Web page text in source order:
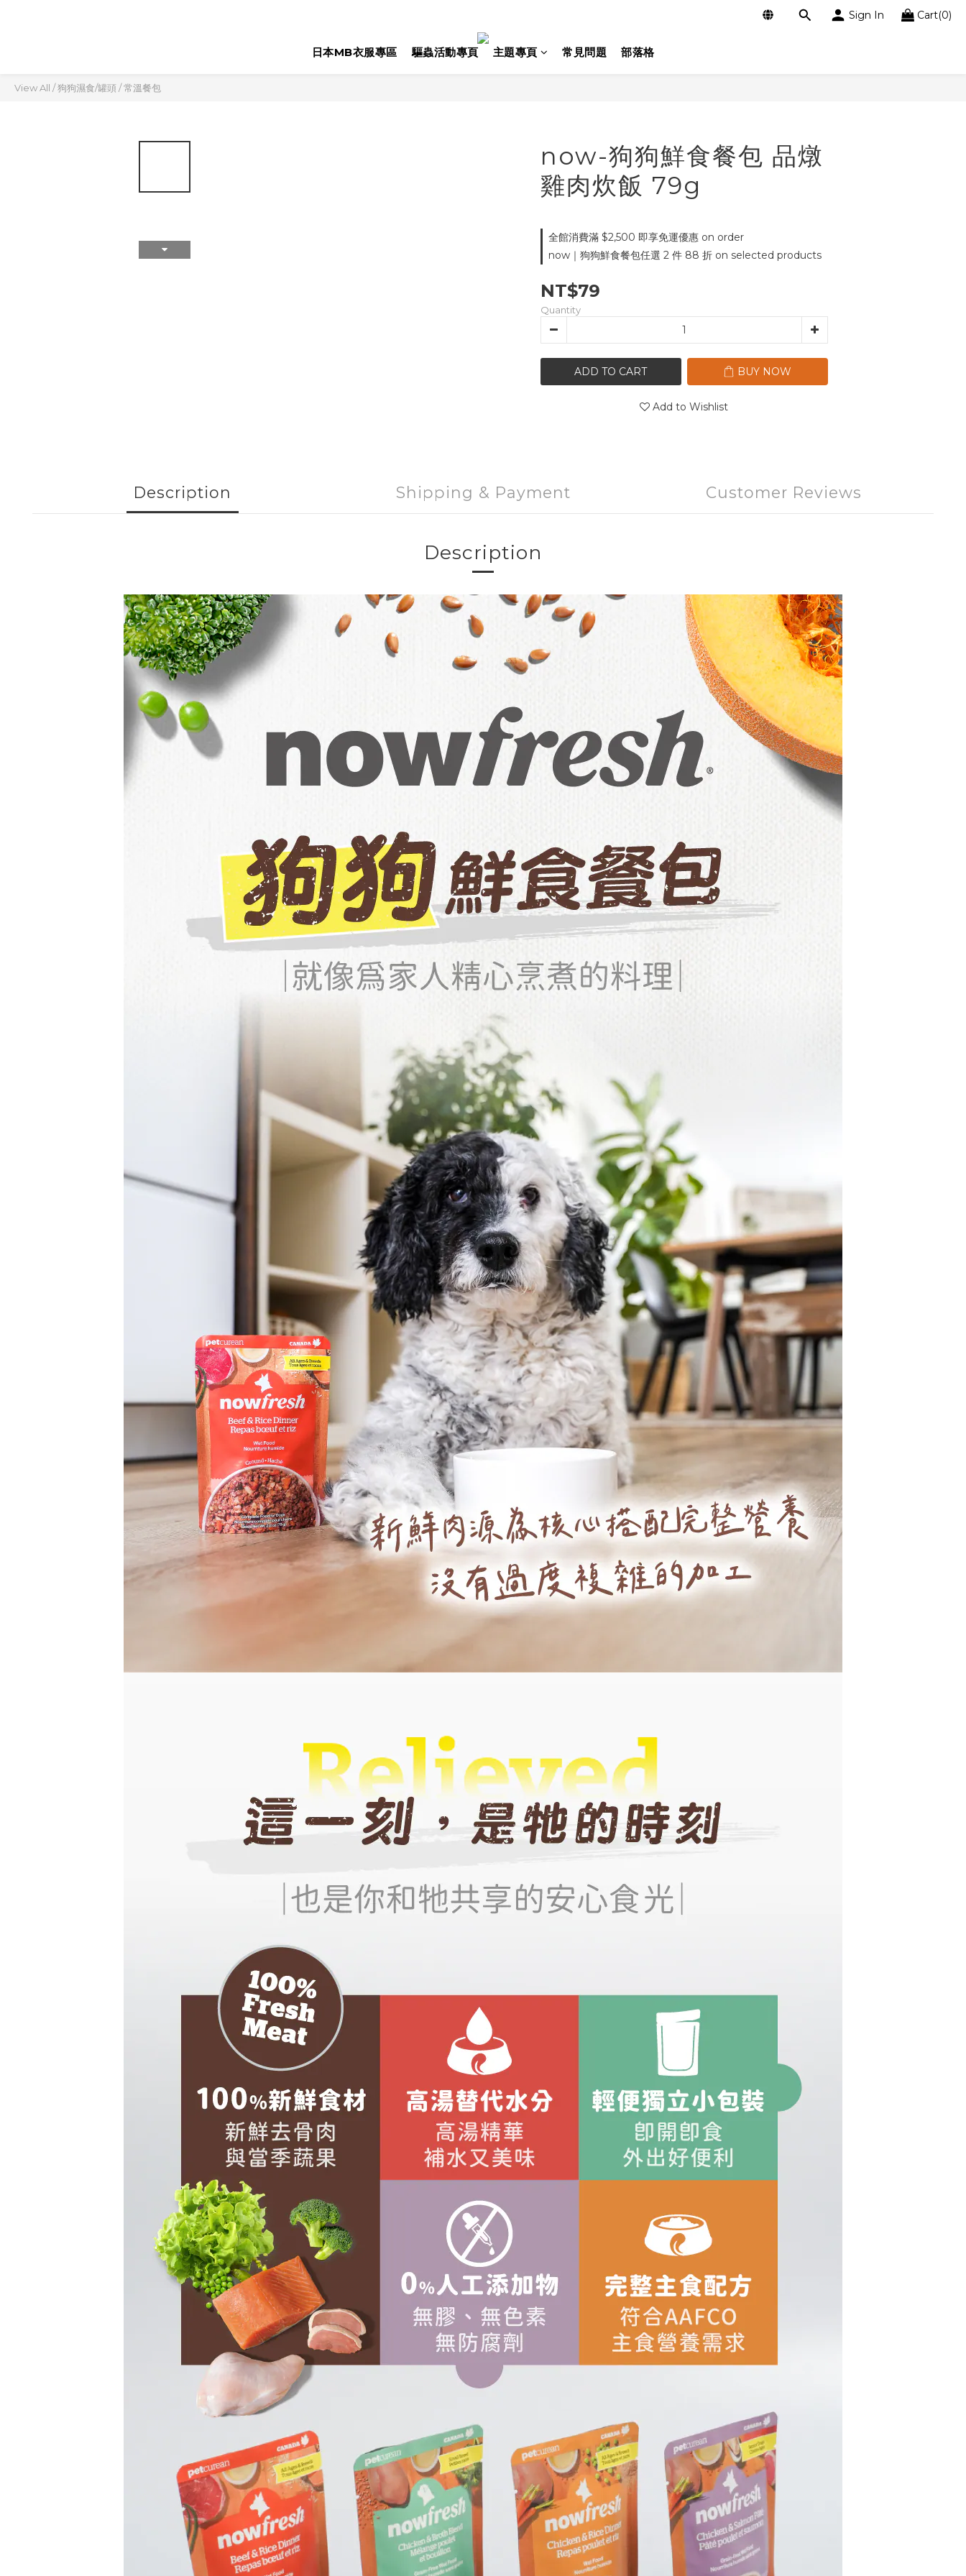
Sign In Cart(0)
日本MB衣服專區 驅蟲活動專頁 主題專頁 常見問題 部落格
View All /狗狗濕食/罐頭/常溫餐包
now-狗狗鮮食餐包 品燉
雞肉炊飯 79g
全館消費滿 $2,500 即享免運優惠 on order
now｜狗狗鮮食餐包任選 2 件 88 折 on selected products
NT$79
Quantity
ADD TO CART BUY NOW
Add to Wishlist
Description Shipping & Payment Customer Reviews
Description